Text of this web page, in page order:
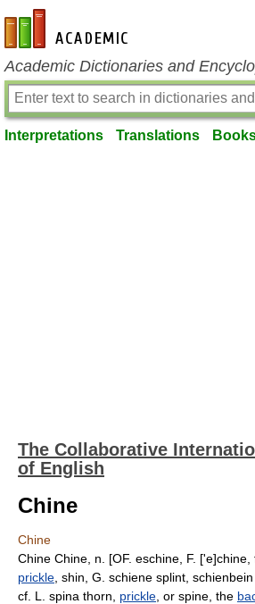
en-academic.com
Academic Dictionaries and
Interpretations Translations
The Collaborative
of English
Chine
Chine
Chine Chine, n. [OF. eschine, F. ['e]chine,
prickle , shin, G. schiene splint,
cf. L. spina thorn, prickle , or spine, the